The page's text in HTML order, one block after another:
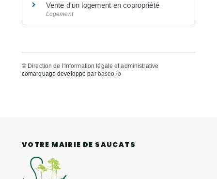
Vente d'un logement en copropriété
Logement
© Direction de l'information légale et administrative
comarquage developpé par baseo.io
VOTRE MAIRIE DE SAUCATS